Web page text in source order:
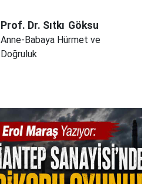
Prof. Dr. Sıtkı Göksu
Anne-Babaya Hürmet ve
Doğruluk